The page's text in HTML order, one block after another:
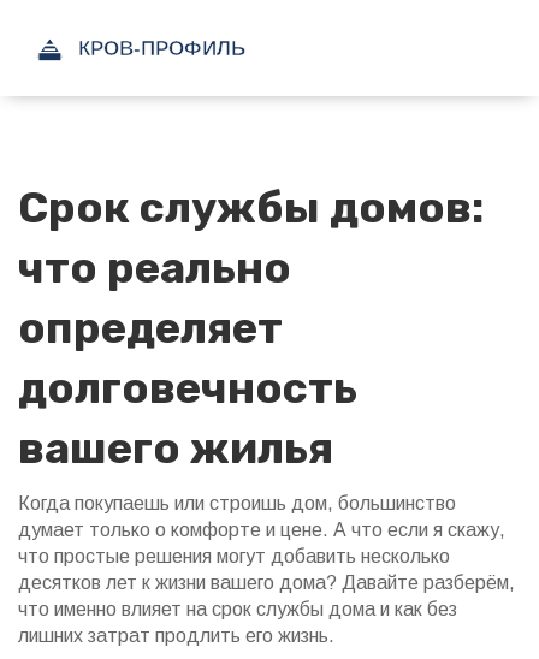
Срок службы домов:
что реально
определяет
долговечность
вашего жилья
Когда покупаешь или строишь дом, большинство
думает только о комфорте и цене. А что если я скажу,
что простые решения могут добавить несколько
десятков лет к жизни вашего дома? Давайте разберём,
что именно влияет на срок службы дома и как без
лишних затрат продлить его жизнь.